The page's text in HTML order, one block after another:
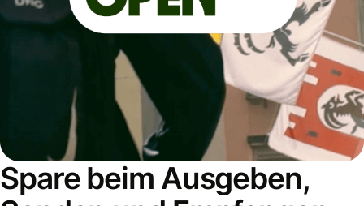
Spare beim Ausgeben,